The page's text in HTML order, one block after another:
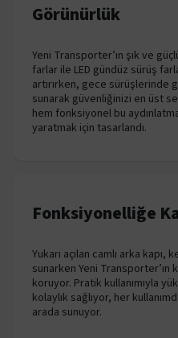
Görünürlük
Yeni Transporter’ın şık ve
farlar ile LED gündüz sürüş
artırırken, gece sürüşlerinde
sunarak güvenliğinizi en üst
hem fonksiyonel bu
yaratmak için tasarlandı.
Fonksiyonelliğe
Yukarı açılan camlı arka kapı,
sunarken Yeni Transporter’ın
koruyor. Pratik kullanımıyla
kolaylık sağlıyor, her
arada sunuyor.